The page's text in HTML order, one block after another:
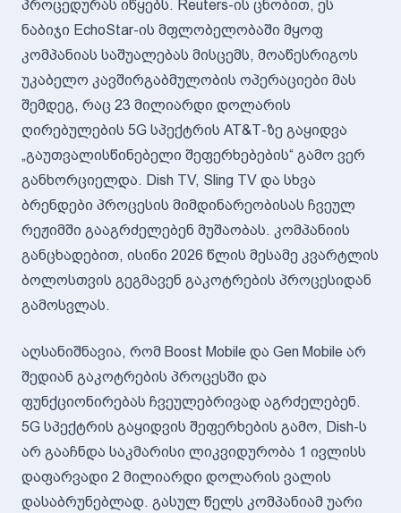
პროცედურას იწყებს. Reuters-ის ცნობით, ეს
ნაბიჯი EchoStar-ის მფლობელობაში მყოფ
კომპანიას საშუალებას მისცემს, მოაწესრიგოს
უკაბელო კავშირგაბმულობის ოპერაციები მას
შემდეგ, რაც 23 მილიარდი დოლარის
ღირებულების 5G სპექტრის AT&T-ზე გაყიდვა
„გაუთვალისწინებელი შეფერხებების“ გამო ვერ
განხორციელდა. Dish TV, Sling TV და სხვა
ბრენდები პროცესის მიმდინარეობისას ჩვეულ
რეჟიმში გააგრძელებენ მუშაობას. კომპანიის
განცხადებით, ისინი 2026 წლის მესამე კვარტლის
ბოლოსთვის გეგმავენ გაკოტრების პროცესიდან
გამოსვლას.
აღსანიშნავია, რომ Boost Mobile და Gen Mobile არ
შედიან გაკოტრების პროცესში და
ფუნქციონირებას ჩვეულებრივად აგრძელებენ.
5G სპექტრის გაყიდვის შეფერხების გამო, Dish-ს
არ გააჩნდა საკმარისი ლიკვიდურობა 1 ივლისს
დაფარვადი 2 მილიარდი დოლარის ვალის
დასაბრუნებლად. გასულ წელს კომპანიამ უარი